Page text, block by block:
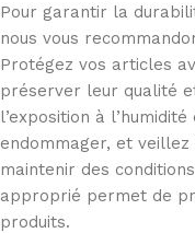
Pour garantir la
nous vous
Protégez vos articles
préserver leur qualité
l’exposition à
endommager, et
maintenir des
approprié permet de
produits.